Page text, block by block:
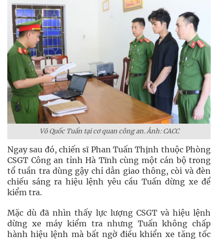
Võ Quốc Tuấn tại cơ quan công an. Ảnh: CACC
Ngay sau đó, chiến sĩ Phan Tuấn Thịnh thuộc Phòng
CSGT Công an tỉnh Hà Tĩnh cùng một cán bộ trong
tổ tuần tra dùng gậy chỉ dẫn giao thông, còi và đèn
chiếu sáng ra hiệu lệnh yêu cầu Tuấn dừng xe để
kiểm tra.
Mặc dù đã nhìn thấy lực lượng CSGT và hiệu lệnh
dừng xe máy kiểm tra nhưng Tuấn không chấp
hành hiệu lệnh mà bất ngờ điều khiển xe tăng tốc